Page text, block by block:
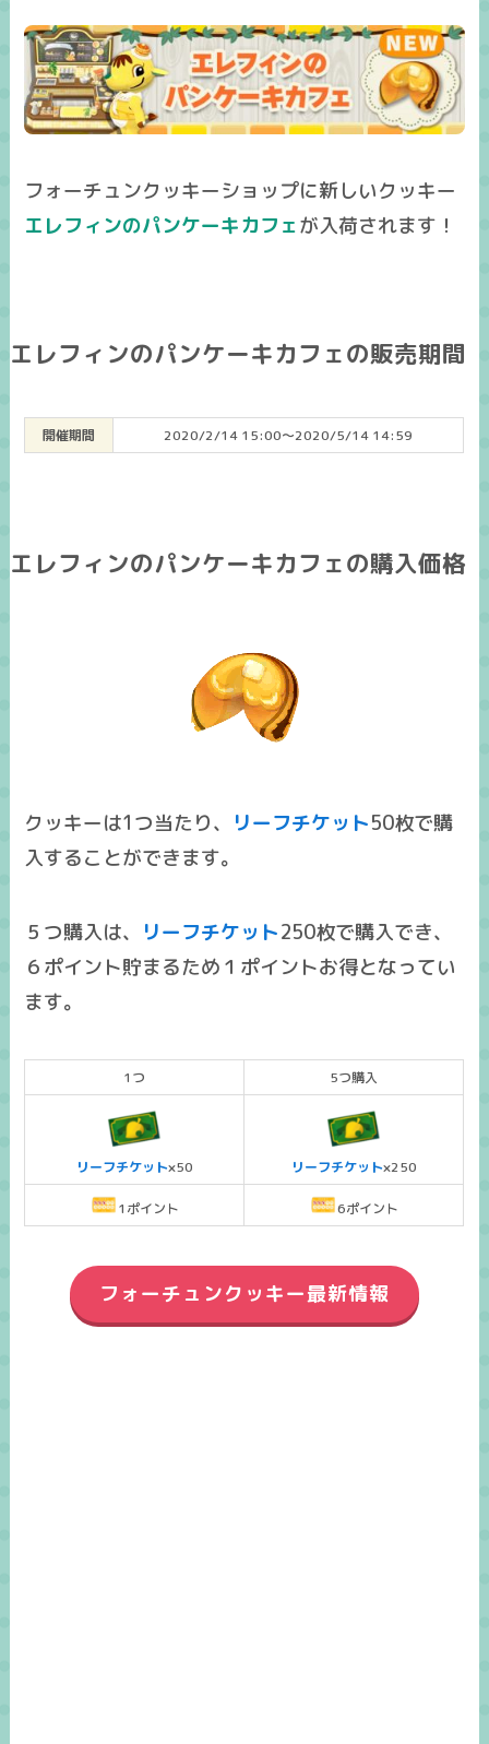
フォーチュンクッキーショップに新しいクッキー
エレフィンのパンケーキカフェが入荷されます！
エレフィンのパンケーキカフェの販売期間
開催期間 2020/2/14 15:00～2020/5/14 14:59
エレフィンのパンケーキカフェの購入価格
クッキーは1つ当たり、 リーフチケット50枚で購
入することができます。
５つ購入は、 リーフチケット250枚で購入でき、
６ポイント貯まるため１ポイントお得となってい
ます。
1つ 5つ購入
リーフチケット×50 リーフチケット×250
1ポイント 6ポイント
フォーチュンクッキー最新情報